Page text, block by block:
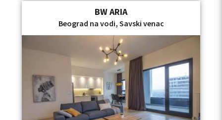
BW ARIA
Beograd na vodi, Savski venac